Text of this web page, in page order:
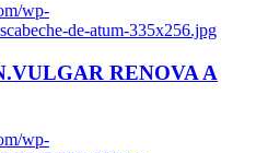
wp-
de-atum-335x256.jpg
RENOVA A
wp-